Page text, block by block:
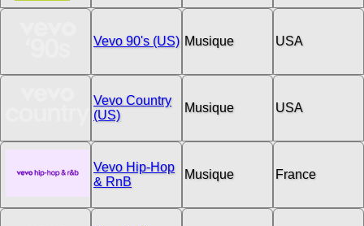
Vevo 90's (US) Musique USA
Vevo Country
(US)
Musique USA
Vevo Hip-Hop
& RnB
Musique France